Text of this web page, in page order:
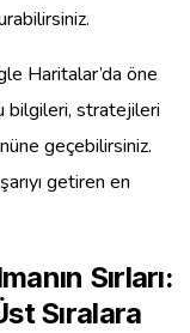
Haritalar’da öne
bilgileri, stratejileri
geçebilirsiniz.
getiren en
Sırları:
Sıralara